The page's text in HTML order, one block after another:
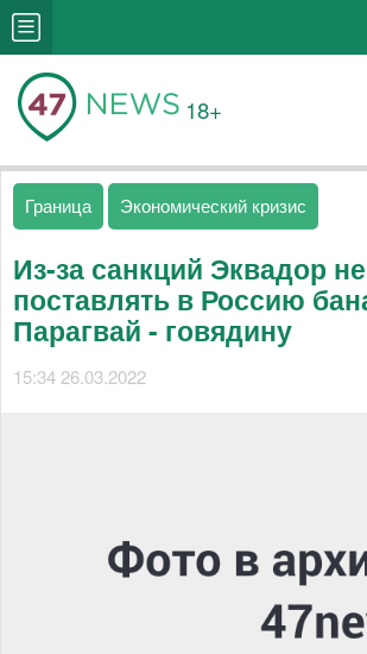
18+
Граница Экономический кризис
Из-за санкций Эквадор
поставлять в Россию
Парагвай - говядину
15:34 26.03.2022